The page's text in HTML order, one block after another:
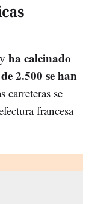
ha calcinado
2.500 se han
carreteras se
francesa